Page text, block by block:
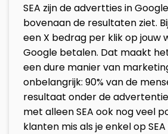
SEA zijn de advertties in
bovenaan de resultaten ziet.
een X bedrag per klik op jouw
Google betalen. Dat maakt
een dure manier van
onbelangrijk: 90% van de
resultaat onder de
met alleen SEA ook nog veel
klanten mis als je enkel op